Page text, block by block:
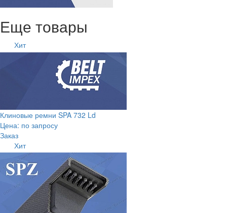
Еще товары
Хит
Клиновые ремни SPA 732 Ld
Цена: по запросу
Заказ
Хит